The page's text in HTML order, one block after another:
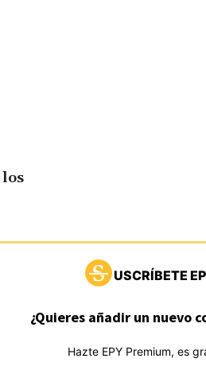
USCRÍBETE
¿Quieres añadir un nuevo
Hazte EPY Premium, es